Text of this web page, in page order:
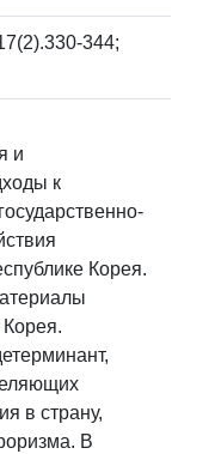
344;
и
к
Корея.
в страну,
В